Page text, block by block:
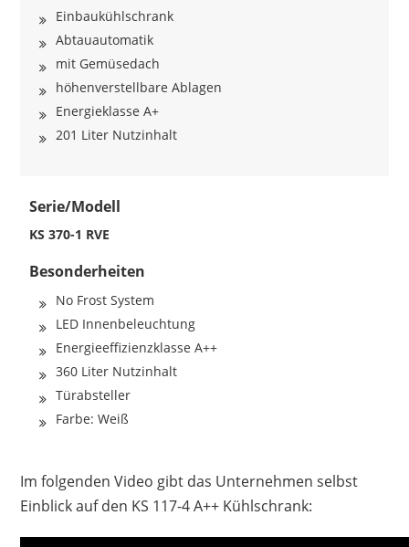
Einbaukühlschrank
Abtauautomatik
mit Gemüsedach
höhenverstellbare Ablagen
Energieklasse A+
201 Liter Nutzinhalt
Serie/Modell
KS 370-1 RVE
Besonderheiten
No Frost System
LED Innenbeleuchtung
Energieeffizienzklasse A++
360 Liter Nutzinhalt
Türabsteller
Farbe: Weiß
Im folgenden Video gibt das Unternehmen selbst
Einblick auf den KS 117-4 A++ Kühlschrank: